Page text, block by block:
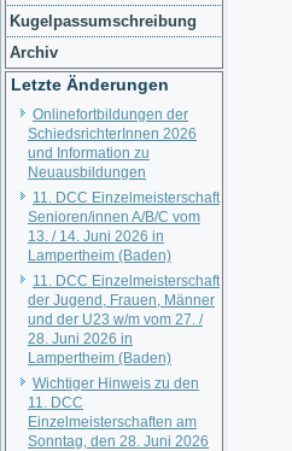
Kugelpassumschreibung
Archiv
Letzte Änderungen
Onlinefortbildungen der
SchiedsrichterInnen 2026
und Information zu
Neuausbildungen
11. DCC Einzelmeisterschaft
Senioren/innen A/B/C vom
13. / 14. Juni 2026 in
Lampertheim (Baden)
11. DCC Einzelmeisterschaft
der Jugend, Frauen, Männer
und der U23 w/m vom 27. /
28. Juni 2026 in
Lampertheim (Baden)
Wichtiger Hinweis zu den
11. DCC
Einzelmeisterschaften am
Sonntag, den 28. Juni 2026